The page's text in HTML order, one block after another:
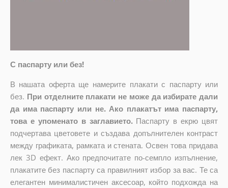
С паспарту или без!
В нашата оферта ще намерите плакати с паспарту или
без. При отделните плакати не може да избирате дали
да има паспарту или не. Ако плакатът има паспарту,
това е упоменато в заглавието. Паспарту в екрю цвят
подчертава цветовете и създава допълнителен контраст
между графиката, рамката и стената. Освен това придава
лек 3D ефект. Ако предпочитате по-семпло изпълнение,
плакатите без паспарту са правилният избор за вас. Те са
елегантен минималистичен аксесоар, който подхожда на